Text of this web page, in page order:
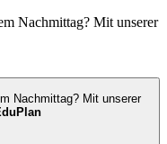
Nachmittag? Mit unserer
Nachmittag? Mit unserer